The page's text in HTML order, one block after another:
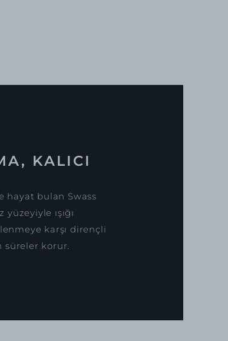
KALICI
hayat bulan Swass
ışığı
karşı dirençli
süreler korur.